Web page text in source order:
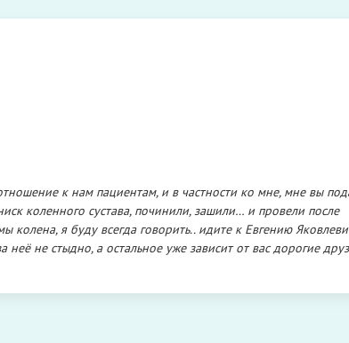
к нам пациентам, и в частности ко мне, мне вы
коленного сустава, починили, зашили… и провели после
колена, я буду всегда говорить.. идите к Евгению
не стыдно, а остальное уже зависит от вас дорогие